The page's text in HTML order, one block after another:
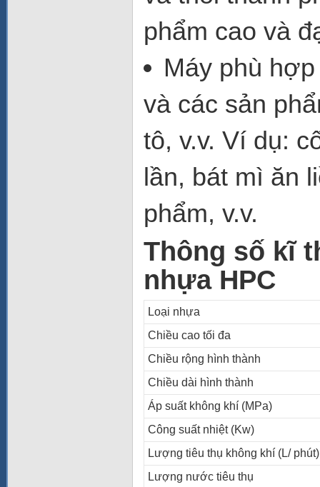
phẩm cao và
Máy phù
và các sản
tô, v.v. Ví dụ:
lần, bát mì ăn
phẩm, v.v.
Thông số kĩ
nhựa HPC
Loại nhựa
Chiều cao tối đa
Chiều rộng hình thành
Chiều dài hình thành
Áp suất không khí (MPa)
Công suất nhiệt (Kw)
Lượng tiêu thụ không khí (L/ phút)
Lượng nước tiêu thụ